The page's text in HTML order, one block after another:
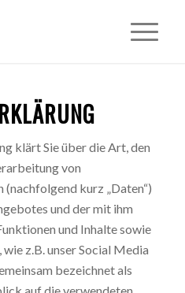
klärt Sie über die Art, den
von
kurz „Daten“)
und der mit ihm
und Inhalte sowie
z.B. unser Social Media
bezeichnet als
auf die verwendeten